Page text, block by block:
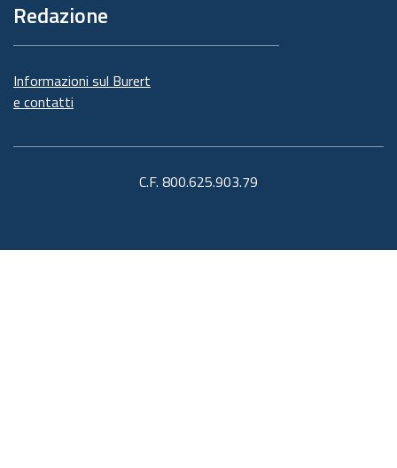
Redazione
Informazioni sul Burert
e contatti
C.F. 800.625.903.79